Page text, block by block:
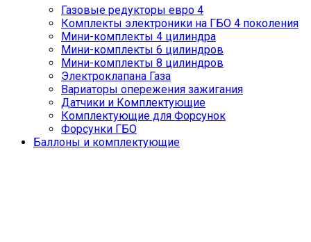
Газовые редукторы евро 4
Комплекты электроники на ГБО 4 поколения
Мини-комплекты 4 цилиндра
Мини-комплекты 6 цилиндров
Мини-комплекты 8 цилиндров
Электроклапана Газа
Вариаторы опережения зажигания
Датчики и Комплектующие
Комплектующие для Форсунок
Форсунки ГБО
Баллоны и комплектующие